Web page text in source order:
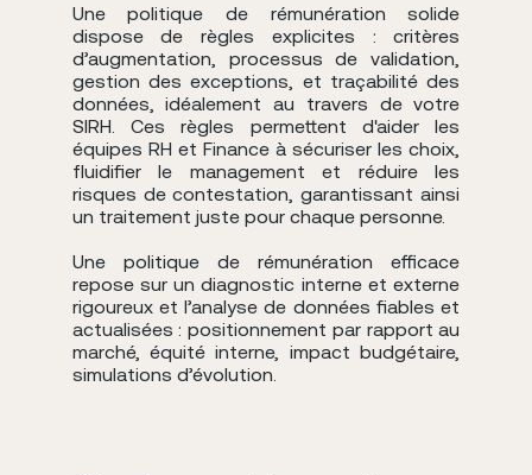
Une politique de rémunération solide
dispose de règles explicites : critères
d’augmentation, processus de validation,
gestion des exceptions, et traçabilité des
données, idéalement au travers de votre
SIRH. Ces règles permettent d'aider les
équipes RH et Finance à sécuriser les choix,
fluidifier le management et réduire les
risques de contestation, garantissant ainsi
un traitement juste pour chaque personne.
Une politique de rémunération efficace
repose sur un diagnostic interne et externe
rigoureux et l’analyse de données fiables et
actualisées : positionnement par rapport au
marché, équité interne, impact budgétaire,
simulations d’évolution.